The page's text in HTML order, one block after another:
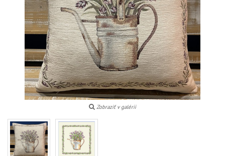
Zobraziť v galérii